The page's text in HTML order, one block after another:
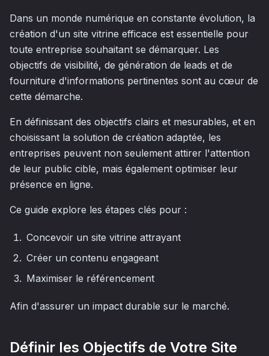
Dans un monde numérique en constante évolution, la
création d'un site vitrine efficace est essentielle pour
toute entreprise souhaitant se démarquer. Les
objectifs de visibilité, de génération de leads et de
fourniture d'informations pertinentes sont au cœur de
cette démarche.
En définissant des objectifs clairs et mesurables, et en
choisissant la solution de création adaptée, les
entreprises peuvent non seulement attirer l'attention
de leur public cible, mais également optimiser leur
présence en ligne.
Ce guide explore les étapes clés pour :
Concevoir un site vitrine attrayant
Créer un contenu engageant
Maximiser le référencement
Afin d'assurer un impact durable sur le marché.
Définir les Objectifs de Votre Site